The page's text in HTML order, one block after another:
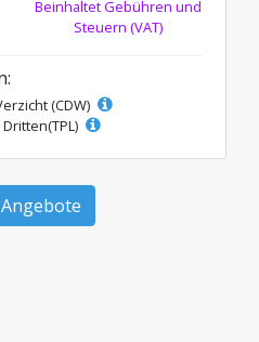
Beinhaltet Gebühren und
Steuern (VAT)
(CDW)